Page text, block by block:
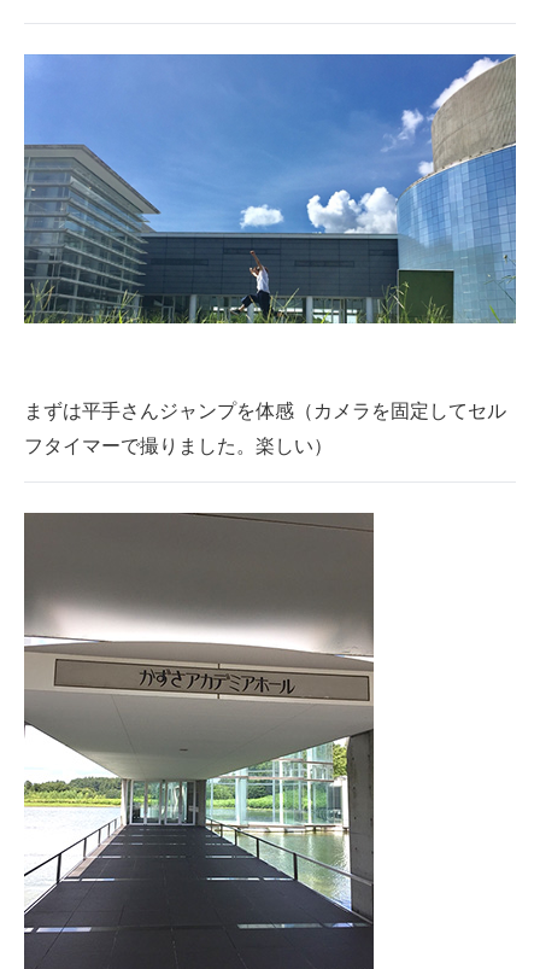
電子設計の基本と応用
建設×テクノロジーの最前線
ちょっと気になるネットの話題
まずは平手さんジャンプを体感（カメラを固定してセル
フタイマーで撮りました。楽しい）